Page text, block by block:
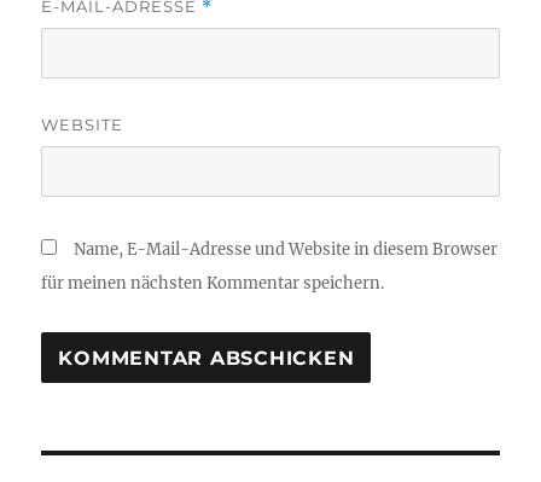
E-MAIL-ADRESSE *
WEBSITE
Name, E-Mail-Adresse und Website in diesem Browser
für meinen nächsten Kommentar speichern.